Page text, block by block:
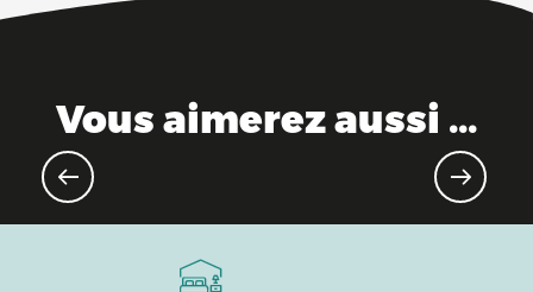
Vous aimerez aussi ...